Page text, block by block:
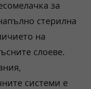
за
стерилна
на
слоеве.
системи е